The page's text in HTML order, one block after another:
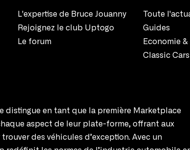
L'expertise de Bruce Jouanny
Rejoignez le club Uptogo
Le forum
Toute
Guides
Economie
Classic Cars
distingue en tant que la première Marketplace
aspect de leur plate-forme, offrant aux
des véhicules d’exception. Avec un